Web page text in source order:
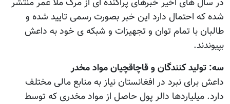
در سال های اخیر خبرهای پراکنده ای از مرگ ملا عمر منتشر
شده که احتمال دارد این خبر بصورت رسمی تایید شده و
طالبان با تمام توان و تجهیزات و شبکه ی خود به داعش
بپیوندند.
سه: تولید کنندگان و قاچاقچیان مواد مخدر
داعش برای نبرد در افغانستان نیاز به منابع مالی مختلف
دارد. میلیاردها دالر پول حاصل از مواد مخدری که توسط